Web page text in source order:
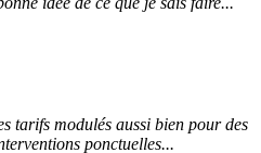
tarifs modulés aussi bien pour des
ponctuelles...